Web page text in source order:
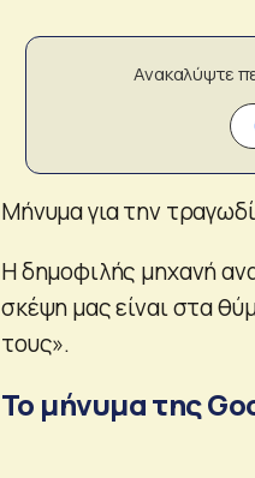
Ανακαλύψτε
Μήνυμα για την
Η δημοφιλής μηχανή
σκέψη μας είναι στα
τους».
Το μήνυμα της